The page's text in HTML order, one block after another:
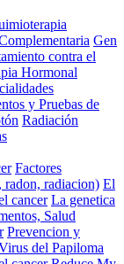
Gen
contra el
Hormonal
y Pruebas de
Radiación
Factores
radon, radiacion) El
cancer La genetica
Salud
Prevencion y
del Papiloma